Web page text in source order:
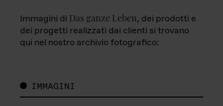
Immagini di Das ganze Leben, dei prodotti e
dei progetti realizzati dai clienti si trovano
qui nel nostro archivio fotografico:
IMMAGINI